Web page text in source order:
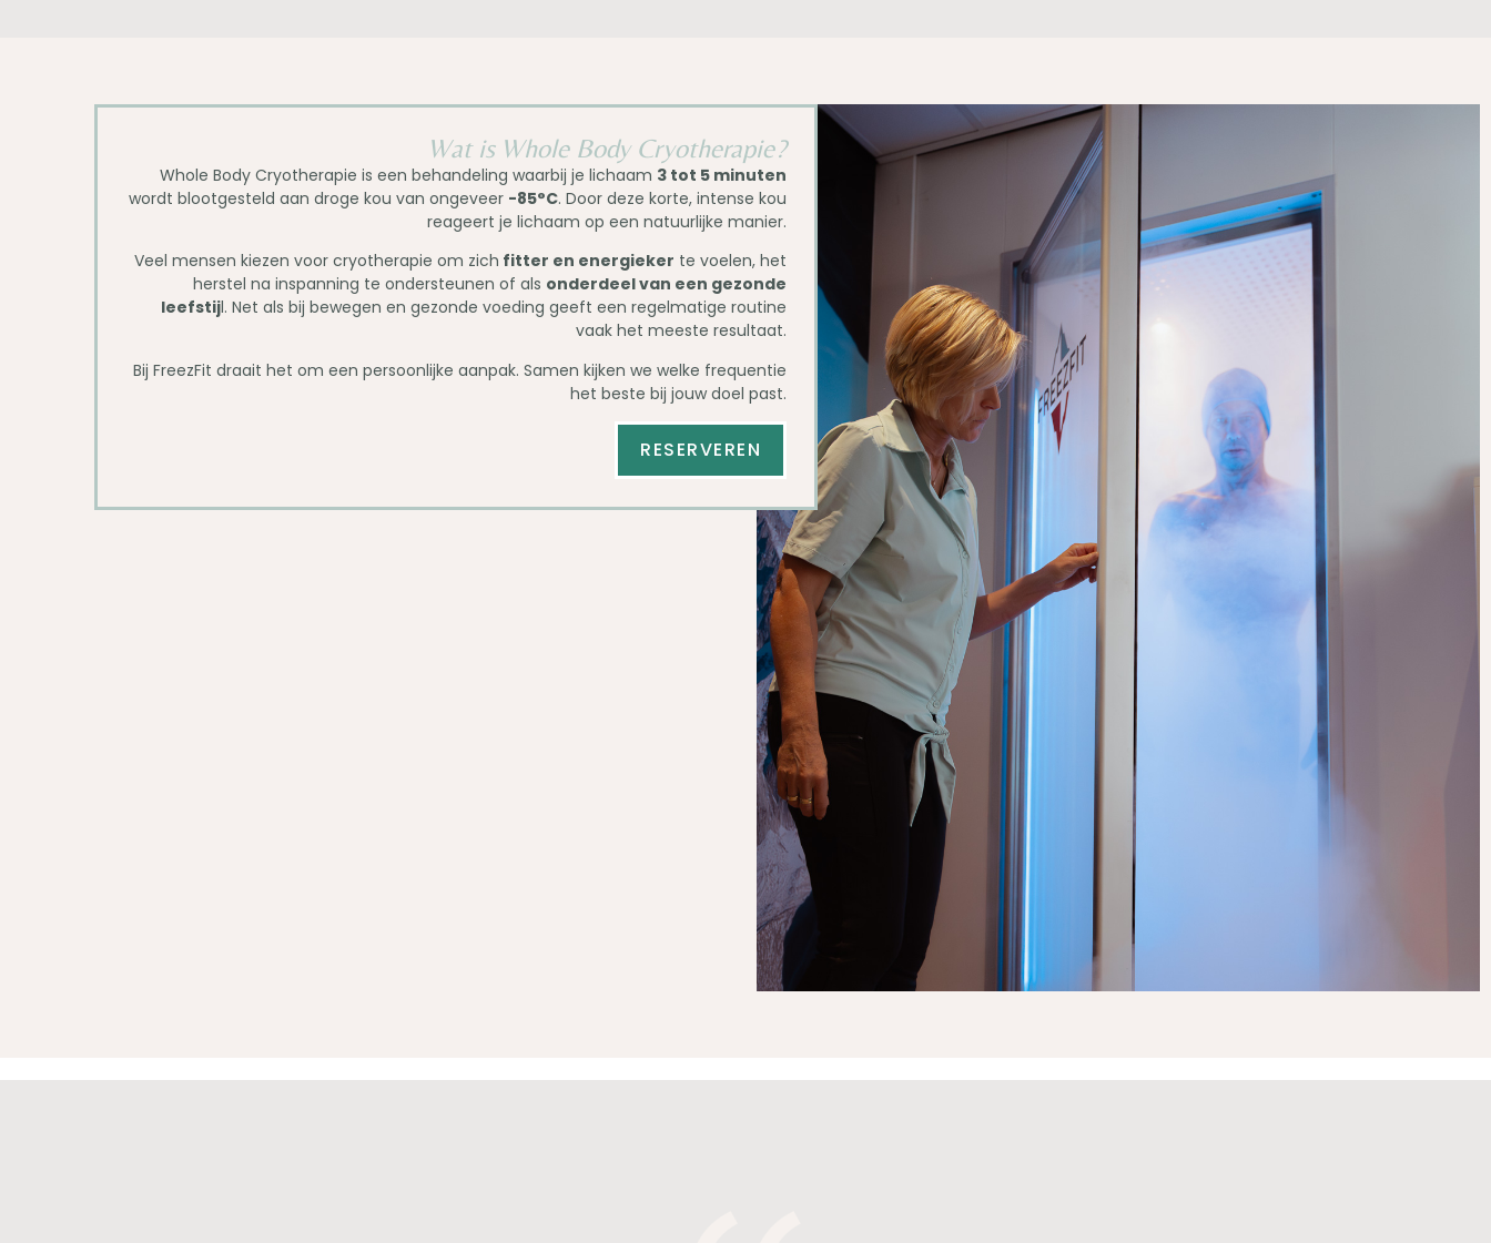
Wat is Whole Body Cryotherapie?
Whole Body Cryotherapie is een behandeling waarbij je lichaam 3 tot 5 minuten
wordt blootgesteld aan droge kou van ongeveer -85°C. Door deze korte, intense kou
reageert je lichaam op een natuurlijke manier.
Veel mensen kiezen voor cryotherapie om zich fitter en energieker te voelen, het
herstel na inspanning te ondersteunen of als onderdeel van een gezonde
leefstijl. Net als bij bewegen en gezonde voeding geeft een regelmatige routine
vaak het meeste resultaat.
Bij FreezFit draait het om een persoonlijke aanpak. Samen kijken we welke frequentie
het beste bij jouw doel past.
RESERVEREN